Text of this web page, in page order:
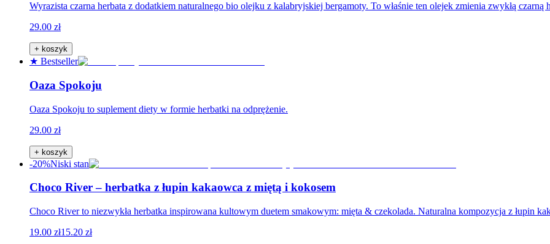
Wyrazista czarna herbata z dodatkiem naturalnego bio olejku z kalabryjskiej bergamoty. To właśnie ten olejek zmienia zwykłą czarną
29.00 zł
+ koszyk
★ Bestseller
Oaza Spokoju
Oaza Spokoju to suplement diety w formie herbatki na odprężenie.
29.00 zł
+ koszyk
-20%Niski stan
Choco River – herbatka z łupin kakaowca z miętą i kokosem
Choco River to niezwykła herbatka inspirowana kultowym duetem smakowym: mięta & czekolada. Naturalna kompozycja z łupin
19.00 zł15.20 zł